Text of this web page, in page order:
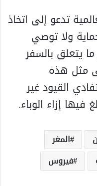
تدعو إلى اتخاذ
ولا توصي
يتعلق بالسفر
مثل هذه
القيود غير
فيها إزاء الوباء.
المغر
فيروس